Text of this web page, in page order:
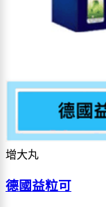
增大丸
德國益粒可